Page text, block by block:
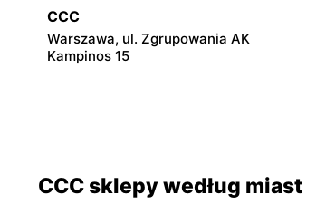
CCC
Warszawa, ul. Zgrupowania AK
Kampinos 15
CCC
CCC sklepy według miast